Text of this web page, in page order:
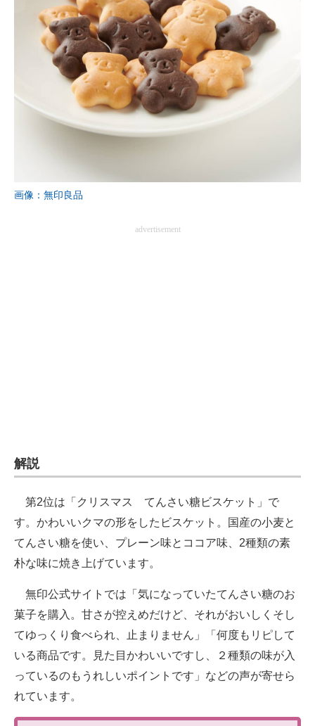
画像：無印良品
advertisement
解説
第2位は「クリスマス てんさい糖ビスケット」で
す。かわいいクマの形をしたビスケット。国産の小麦と
てんさい糖を使い、プレーン味とココア味、2種類の素
朴な味に焼き上げています。
無印公式サイトでは「気になっていたてんさい糖のお
菓子を購入。甘さが控えめだけど、それがおいしくそし
てゆっくり食べられ、止まりません」「何度もリピして
いる商品です。見た目かわいいですし、２種類の味が入
っているのもうれしいポイントです」などの声が寄せら
れています。